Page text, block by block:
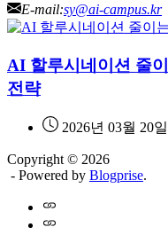
E-mail:sy@ai-campus.kr
AI 할루시네이션 줄
전략
2026년 03월 20일
Copyright © 2026
- Powered by Blogprise.